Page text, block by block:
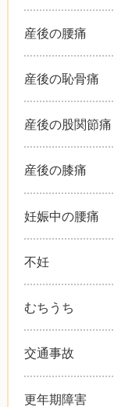
産後の腰痛
産後の恥骨痛
産後の股関節痛
産後の膝痛
妊娠中の腰痛
不妊
むちうち
交通事故
更年期障害